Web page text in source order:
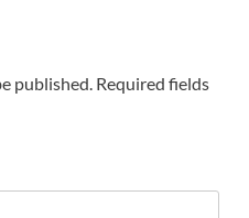
published. Required fields